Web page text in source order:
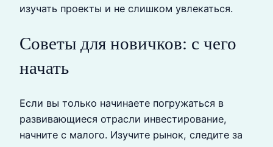
изучать проекты и не слишком увлекаться.
Советы для новичков: с чего
начать
Если вы только начинаете погружаться в
развивающиеся отрасли инвестирование,
начните с малого. Изучите рынок, следите за